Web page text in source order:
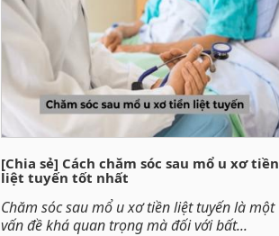
[Chia sẻ] Cách chăm sóc sau mổ u xơ tiền
liệt tuyến tốt nhất
Chăm sóc sau mổ u xơ tiền liệt tuyến là một
vấn đề khá quan trọng mà đối với bất...